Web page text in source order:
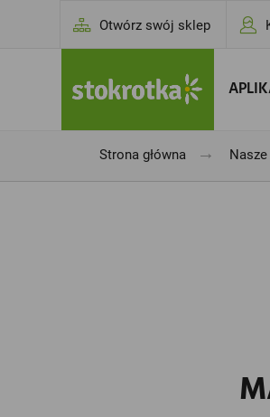
Otwórz swój sklep
Strona główna →